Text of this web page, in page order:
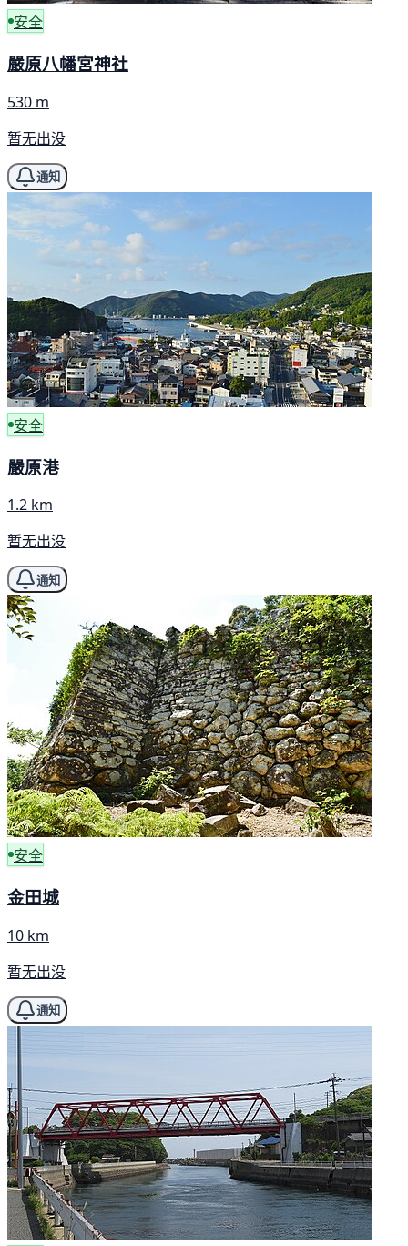
安全
嚴原八幡宮神社
530 m
暂无出没
通知
安全
嚴原港
1.2 km
暂无出没
通知
安全
金田城
10 km
暂无出没
通知